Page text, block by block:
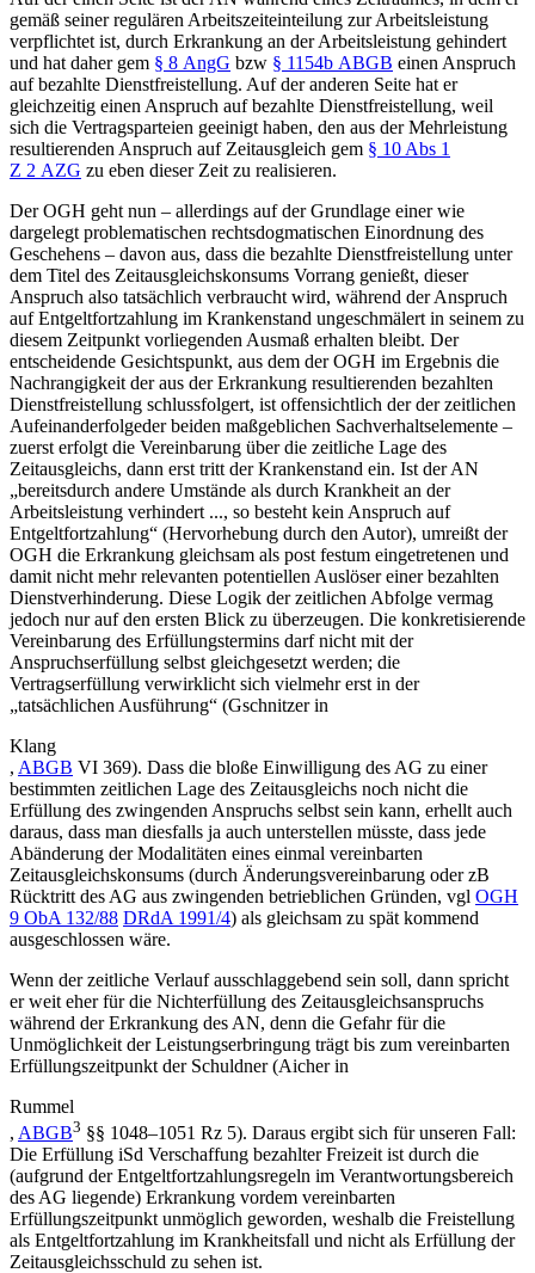
gemäß seiner regulären Arbeitszeiteinteilung zur Arbeitsleistung
verpflichtet ist, durch Erkrankung an der Arbeitsleistung gehindert
und hat daher gem § 8 AngG bzw § 1154b ABGB einen Anspruch
auf bezahlte Dienstfreistellung. Auf der anderen Seite hat er
gleichzeitig einen Anspruch auf bezahlte Dienstfreistellung, weil
sich die Vertragsparteien geeinigt haben, den aus der Mehrleistung
resultierenden Anspruch auf Zeitausgleich gem § 10 Abs 1
Z 2 AZG zu eben dieser Zeit zu realisieren.
Der OGH geht nun – allerdings auf der Grundlage einer wie
dargelegt problematischen rechtsdogmatischen Einordnung des
Geschehens – davon aus, dass die bezahlte Dienstfreistellung unter
dem Titel des Zeitausgleichskonsums Vorrang genießt, dieser
Anspruch also tatsächlich verbraucht wird, während der Anspruch
auf Entgeltfortzahlung im Krankenstand ungeschmälert in seinem zu
diesem Zeitpunkt vorliegenden Ausmaß erhalten bleibt. Der
entscheidende Gesichtspunkt, aus dem der OGH im Ergebnis die
Nachrangigkeit der aus der Erkrankung resultierenden bezahlten
Dienstfreistellung schlussfolgert, ist offensichtlich der derzeitlichen
Aufeinanderfolgeder beiden maßgeblichen Sachverhaltselemente –
zuerst erfolgt die Vereinbarung über die zeitliche Lage des
Zeitausgleichs, dann erst tritt der Krankenstand ein. Ist der AN
„bereitsdurch andere Umstände als durch Krankheit an der
Arbeitsleistung verhindert ..., so besteht kein Anspruch auf
Entgeltfortzahlung“ (Hervorhebung durch den Autor), umreißt der
OGH die Erkrankung gleichsam als post festum eingetretenen und
damit nicht mehr relevanten potentiellen Auslöser einer bezahlten
Dienstverhinderung. Diese Logik der zeitlichen Abfolge vermag
jedoch nur auf den ersten Blick zu überzeugen. Die konkretisierende
Vereinbarung des Erfüllungstermins darf nicht mit der
Anspruchserfüllung selbst gleichgesetzt werden; die
Vertragserfüllung verwirklicht sich vielmehr erst in der
„tatsächlichen Ausführung“ (Gschnitzerin
Klang
, ABGB VI 369). Dass die bloße Einwilligung des AG zu einer
bestimmten zeitlichen Lage des Zeitausgleichs noch nicht die
Erfüllung des zwingenden Anspruchs selbst sein kann, erhellt auch
daraus, dass man diesfalls ja auch unterstellen müsste, dass jede
Abänderung der Modalitäten eines einmal vereinbarten
Zeitausgleichskonsums (durch Änderungsvereinbarung oder zB
Rücktritt des AG aus zwingenden betrieblichen Gründen, vgl OGH
9 ObA 132/88 DRdA 1991/4) als gleichsam zu spät kommend
ausgeschlossen wäre.
Wenn der zeitliche Verlauf ausschlaggebend sein soll, dann spricht
er weit eher für die Nichterfüllung des Zeitausgleichsanspruchs
während der Erkrankung des AN, denn die Gefahr für die
Unmöglichkeit der Leistungserbringung trägt bis zum vereinbarten
Erfüllungszeitpunkt der Schuldner (Aicherin
Rummel
, ABGB3 §§ 1048–1051 Rz 5). Daraus ergibt sich für unseren Fall:
Die Erfüllung iSd Verschaffung bezahlter Freizeit ist durch die
(aufgrund der Entgeltfortzahlungsregeln im Verantwortungsbereich
des AG liegende) Erkrankung vordem vereinbarten
Erfüllungszeitpunkt unmöglich geworden, weshalb die Freistellung
als Entgeltfortzahlung im Krankheitsfall und nicht als Erfüllung der
Zeitausgleichsschuld zu sehen ist.